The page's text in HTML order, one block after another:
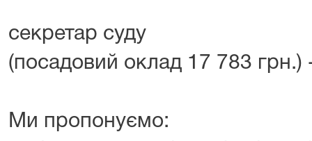
секретар суду
(посадовий оклад 17 783 грн.)
Ми пропонуємо: